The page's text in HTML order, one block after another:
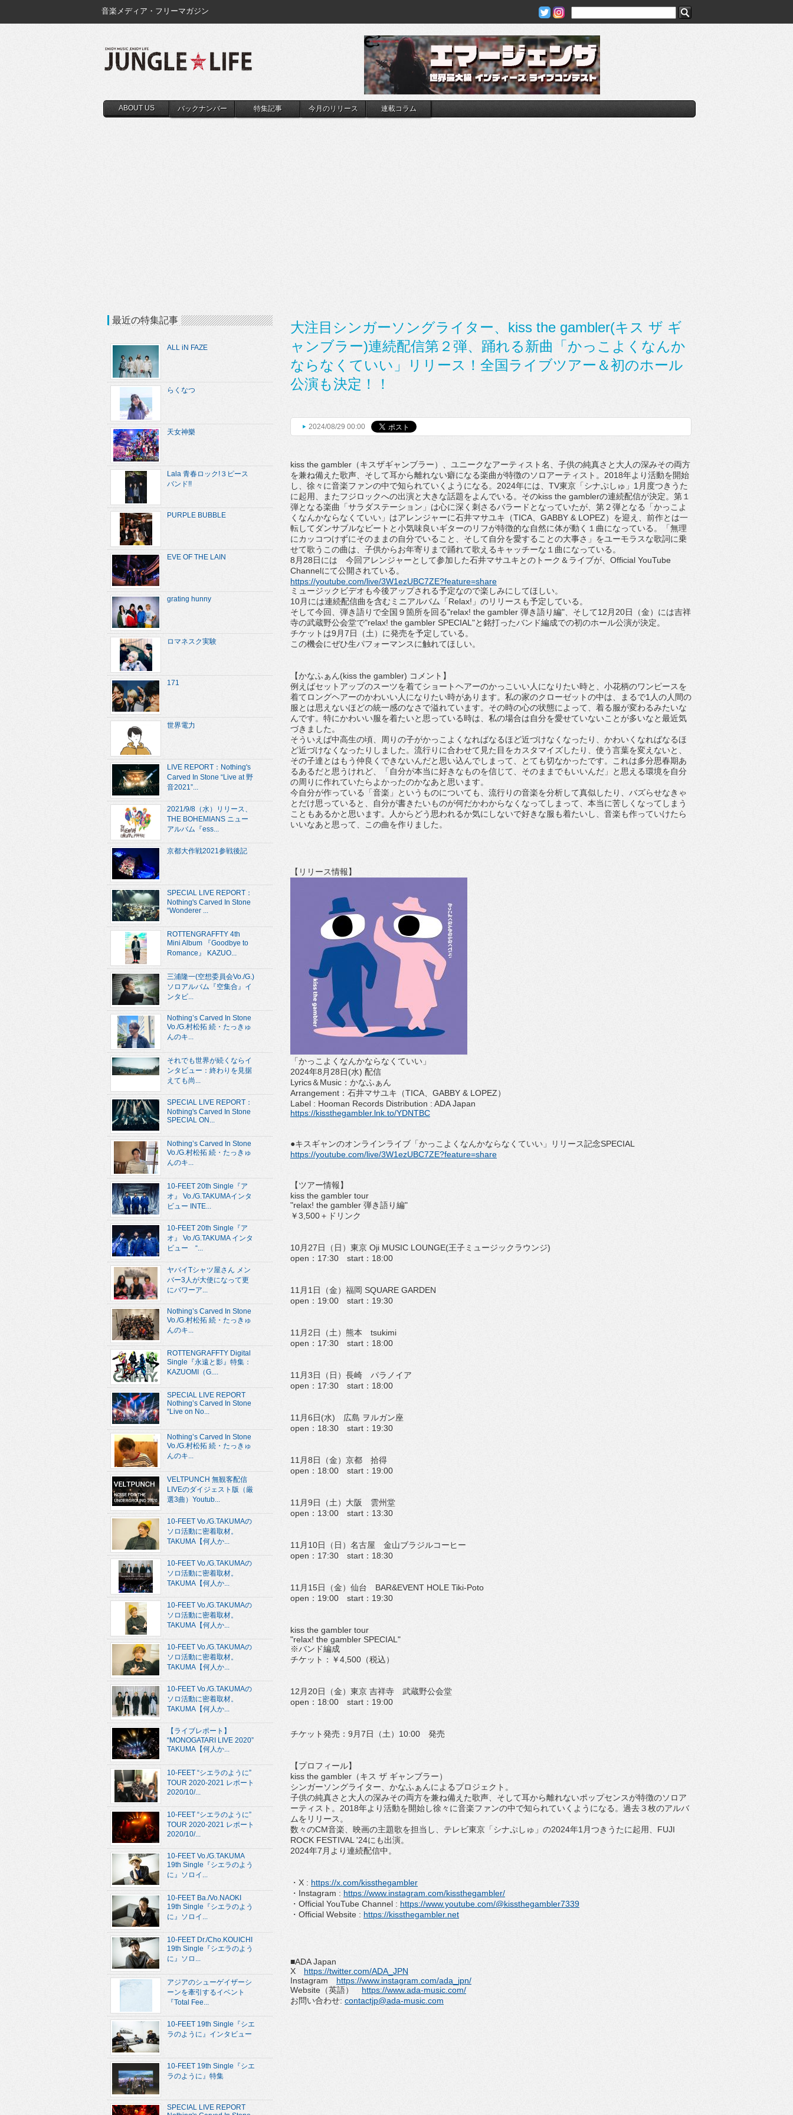
音楽メディア・フリーマガジン
ABOUT US バックナンバー 特集記事 今月のリリース 連載コラム
大注目シンガーソングライター、kiss the gambler(キス ザ ギ
ャンブラー)連続配信第２弾、踊れる新曲「かっこよくなんか
ならなくていい」リリース！全国ライブツアー＆初のホール
公演も決定！！
2024/08/29 00:00
kiss the gambler （キスザギャンブラー）、 ユニークなアーティスト名、 子供の純真さと大人の深みその両方
を兼ね備えた歌声、 そして耳から離れない癖になる楽曲が特徴のソロアーティスト。 2018年より活動を開始
し、 徐々に音楽ファンの中で知られていくようになる。 2024年には TV東京「シナぷしゅ」 1 月度つきうた
に起用、
またフジロックへの出演と大きな話題をよんでいる。そのkiss the gamblerの連続配信が決定。第１
弾となる楽曲「サラダステーション」は心に深く刺さるバラードとなっていたが、 第２弾となる「かっこよ
くなんかならなくていい」 はアレンジャーに石井マサユキ（TICA GABBY & LOPEZ）を迎え、 前作とは一
転してダンサブルなビートと小気味良いギターのリフが特徴的な自然に体が動く１曲になっている。「無理
にカッコつけずにそのままの自分でいること、 そして自分を愛することの大事さ」 をユーモラスな歌詞に乗
せて歌うこの曲は、 子供からお年寄りまで踊れて歌えるキャッチーな１曲になっている 。
8 月 28日には 今回アレンジャーとして参加した石井マサユキとのトーク＆ ライブが、 Official YouTube
Channelにて公開されている。
https://youtube.com/live/3W1ezUBC7ZE?feature=share
ミュージックビデオも今後アップされる予定なので楽しみにしてほ しい。
10月には連続配信曲を含むミニアルバム「Relax! 」 のリリースも予定している。
そして今回、弾き語りで全国９箇所を回る"relax! the gambler 弾き語り編" 、そして12 月 20日（金） には吉祥
寺の武蔵野公会堂で"relax! the gambler SPECIAL"と銘打ったバンド編成での初のホール公演が決定。
チケットは9月7日（土）に発売を予定している。
この機会にぜひ生パフォーマンスに触れてほしい。
【かなふぁん(kiss the gambler) コメント】
例えばセットアップのスーツを着てショートヘアーのかっこいい人 になりたい時と、 小花柄のワンピースを
着てロングヘアーのかわいい人になりたい時があります。私の家のクローゼットの中は、まるで1 人の人間の
服とは思えないほどの統一感のなさで溢れています。 その時の心の状態によって、着る服が変わるみたいな
んです。 特にかわいい服を着たいと思っている時は、 私の場合は自分を愛せていないことが多いなと最近気
づきました。
そういえば中高生の頃、
周りの子がかっこよくなればなるほど近づけなくなったり、 かわいくなればなるほ
ど近づけなくなったりしました。 流行りに合わせて見た目をカスタマイズしたり、 使う言葉を変えないと、
その子達とはもう仲良くできないんだと思い込んでしまって、
とても切なかったです。
これは多分思春期あ
るあるだと思うけれど、「 自分が本当に好きなものを信じて、そのままでもいいんだ」
と思える環境を自分
の周りに作れていたらよかったのかなあと思います。
今自分が作っている「音楽」というものについても、 流行りの音楽を分析して真似したり、 バズらせなきゃ
とだけ思っていると、
自分が書きたいものが何だかわからなくなってしまって、 本当に苦しくなってしまう
こともあるかと思います。
人からどう思われるか気にしないで好きな服も着たいし、 音楽も作っていけたら
いいなあと思って、この曲を作りました。
【リリース情報】
「かっこよくなんかならなくていい」
2024年8 月 28日(水) 配信
Lyrics＆ Music ：かなふぁん
Arrangement ：石井マサユキ（TICA GABBY & LOPEZ）
Label : Hooman Records Distribution : ADA Japan
https://kissthegambler.lnk.to/YDNTBC
●キスギャンのオンラインライブ「かっこよくなんかならなくていい」リリース記念SPECIAL
https://youtube.com/live/3W1ezUBC7ZE?feature=share
【ツアー情報】
kiss the gambler tour
"relax! the gambler 弾き語り編"
￥3,500＋ドリンク
10月 27日（日）東京 Oji MUSIC LOUNGE(王子ミュージックラウンジ)
open ： 17:30 start ： 18:00
11 月 1 日（金）福岡 SQUARE GARDEN
open ： 19:00 start ： 19:30
11 月 2日（土）熊本 tsukimi
open ： 17:30 start ： 18:00
11 月3日（日）長崎 パラノイア
open ： 17:30 start ： 18:00
11 月6日(水) 広島 ヲルガン座
open ： 18:30 start ： 19:30
11 月8日（金）京都 拾得
open ： 18:00 start ： 19:00
11 月9日（土）大阪 雲州堂
open ： 13:00 start ： 13:30
11 月 10日（日）名古屋 金山ブラジルコーヒー
open ： 17:30 start ： 18:30
11 月 15日（金）仙台 BAR&EVENT HOLE Tiki-Poto
open ： 19:00 start ： 19:30
kiss the gambler tour
"relax! the gambler SPECIAL"
※バンド編成
チケット：￥4,500 （税込）
12 月 20日（金）東京 吉祥寺 武蔵野公会堂
open ： 18:00 start ： 19:00
チケット発売： 9月7日（土） 10:00 発売
【プロフィール】
kiss the gambler （キス ザ ギャンブラー）
シンガーソングライター、かなふぁんによるプロジェクト。
⼦供の純真さと⼤⼈の深みその両⽅を兼ね備えた歌声、そして⽿から離れないポップセンスが特徴のソロア
ーティスト。 2018年より活動を開始し徐々に⾳楽ファンの中で知られていくようになる。 過去３枚のアルバ
ムをリリース。
数々のCM⾳楽、映画の主題歌を担当し、テレビ東京「シナぷしゅ」の2024年1 ⽉つきうたに起⽤、 FUJI
ROCK FESTIVAL '24にも出演。
2024年7 ⽉より連続配信中。
・ X : https://x.com/kissthegambler
・ Instagram : https://www.instagram.com/kissthegambler/
・ Official YouTube Channel : https://www.youtube.com/@kissthegambler7339
・ Official Website : https://kissthegambler.net
■ADA Japan
X
https://twitter.com/ADA_JPN
Instagram
https://www.instagram.com/ada_ jpn/
Website （英語） https://www.ada-music.com/
お問い合わせ: contactjp@ada-music.com
最近の特集記事
ALL iN FAZE
らくなつ
天女神樂
Lala 青春ロック!３ピース
バンド!!
PURPLE BUBBLE
EVE OF THE LAIN
grating hunny
ロマネスク実験
171
世界電力
LIVE REPORT：Nothing's
Carved In Stone “Live at 野
音2021”...
2021/9/8（水）リリース、
THE BOHEMIANS ニュー
アルバム『ess...
京都大作戦2021参戦後記
SPECIAL LIVE REPORT：
Nothing's Carved In Stone
“Wonderer ...
ROTTENGRAFFTY 4th
Mini Album 『Goodbye to
Romance』 KAZUO...
三浦隆一(空想委員会Vo./G.)
ソロアルバム『空集合』イ
ンタビ...
Nothing’s Carved In Stone
Vo./G.村松拓 続・たっきゅ
んのキ...
それでも世界が続くならイ
ンタビュー：終わりを見据
えても尚...
SPECIAL LIVE REPORT：
Nothing's Carved In Stone
SPECIAL ON...
Nothing’s Carved In Stone
Vo./G.村松拓 続・たっきゅ
んのキ...
10-FEET 20th Single『ア
オ』 Vo./G.TAKUMAインタ
ビュー INTE...
10-FEET 20th Single『ア
オ』 Vo./G.TAKUMA インタ
ビュー “...
ヤバイTシャツ屋さん メン
バー3人が大使になって更
にパワーア...
Nothing’s Carved In Stone
Vo./G.村松拓 続・たっきゅ
んのキ...
ROTTENGRAFFTY Digital
Single『永遠と影』特集：
KAZUOMI（G....
SPECIAL LIVE REPORT
Nothing’s Carved In Stone
“Live on No...
Nothing’s Carved In Stone
Vo./G.村松拓 続・たっきゅ
んのキ...
VELTPUNCH 無観客配信
LIVEのダイジェスト版（厳
選3曲）Youtub...
10-FEET Vo./G.TAKUMAの
ソロ活動に密着取材。
TAKUMA【何人か...
10-FEET Vo./G.TAKUMAの
ソロ活動に密着取材。
TAKUMA【何人か...
10-FEET Vo./G.TAKUMAの
ソロ活動に密着取材。
TAKUMA【何人か...
10-FEET Vo./G.TAKUMAの
ソロ活動に密着取材。
TAKUMA【何人か...
10-FEET Vo./G.TAKUMAの
ソロ活動に密着取材。
TAKUMA【何人か...
【ライブレポート】
“MONOGATARI LIVE 2020”
TAKUMA【何人か...
10-FEET “シエラのように”
TOUR 2020-2021 レポート
2020/10/...
10-FEET “シエラのように”
TOUR 2020-2021 レポート
2020/10/...
10-FEET Vo./G.TAKUMA
19th Single『シエラのよう
に』ソロイ...
10-FEET Ba./Vo.NAOKI
19th Single『シエラのよう
に』ソロイ...
10-FEET Dr./Cho.KOUICHI
19th Single『シエラのよう
に』ソロ...
アジアのシューゲイザーシ
ーンを牽引するイベント
『Total Fee...
10-FEET 19th Single『シエ
ラのように』インタビュー
10-FEET 19th Single『シエ
ラのように』特集
SPECIAL LIVE REPORT